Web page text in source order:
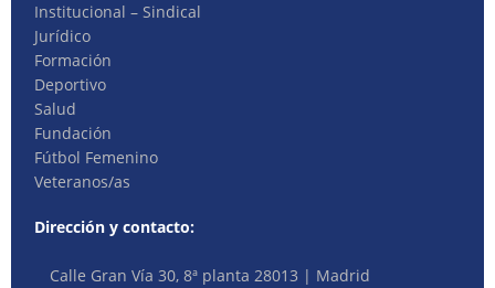
Institucional – Sindical
Jurídico
Formación
Deportivo
Salud
Fundación
Fútbol Femenino
Veteranos/as
Dirección y contacto:
Calle Gran Vía 30, 8ª planta 28013 | Madrid